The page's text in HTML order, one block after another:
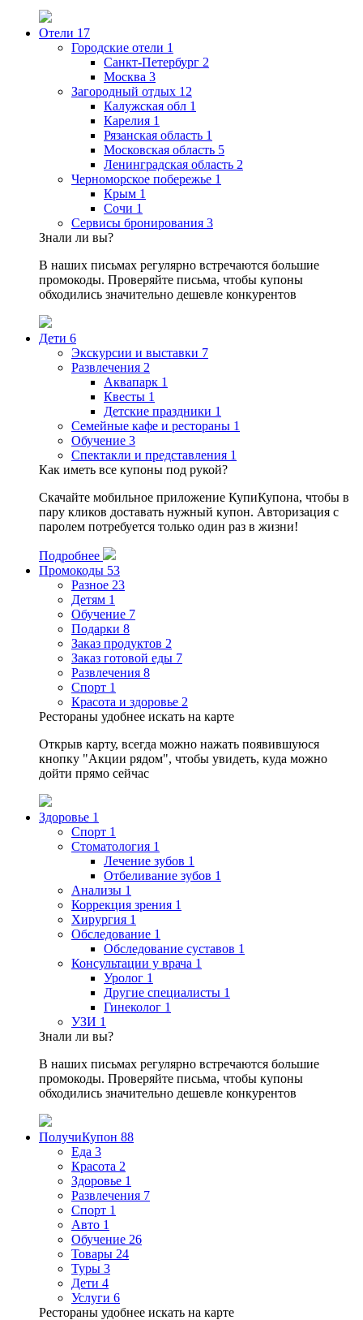
Отели 17
Городские отели 1
Санкт-Петербург 2
Москва 3
Загородный отдых 12
Калужская обл 1
Карелия 1
Рязанская область 1
Московская область 5
Ленинградская область 2
Черноморское побережье 1
Крым 1
Сочи 1
Сервисы бронирования 3
Знали ли вы?
В наших письмах регулярно встречаются большие
промокоды. Проверяйте письма, чтобы купоны
обходились значительно дешевле конкурентов
Дети 6
Экскурсии и выставки 7
Развлечения 2
Аквапарк 1
Квесты 1
Детские праздники 1
Семейные кафе и рестораны 1
Обучение 3
Спектакли и представления 1
Как иметь все купоны под рукой?
Скачайте мобильное приложение КупиКупона, чтобы в
пару кликов доставать нужный купон. Авторизация с
паролем потребуется только один раз в жизни!
Подробнее
Промокоды 53
Разное 23
Детям 1
Обучение 7
Подарки 8
Заказ продуктов 2
Заказ готовой еды 7
Развлечения 8
Спорт 1
Красота и здоровье 2
Рестораны удобнее искать на карте
Открыв карту, всегда можно нажать появившуюся
кнопку "Акции рядом", чтобы увидеть, куда можно
дойти прямо сейчас
Здоровье 1
Спорт 1
Стоматология 1
Лечение зубов 1
Отбеливание зубов 1
Анализы 1
Коррекция зрения 1
Хирургия 1
Обследование 1
Обследование суставов 1
Консультации у врача 1
Уролог 1
Другие специалисты 1
Гинеколог 1
УЗИ 1
Знали ли вы?
В наших письмах регулярно встречаются большие
промокоды. Проверяйте письма, чтобы купоны
обходились значительно дешевле конкурентов
ПолучиКупон 88
Еда 3
Красота 2
Здоровье 1
Развлечения 7
Спорт 1
Авто 1
Обучение 26
Товары 24
Туры 3
Дети 4
Услуги 6
Рестораны удобнее искать на карте